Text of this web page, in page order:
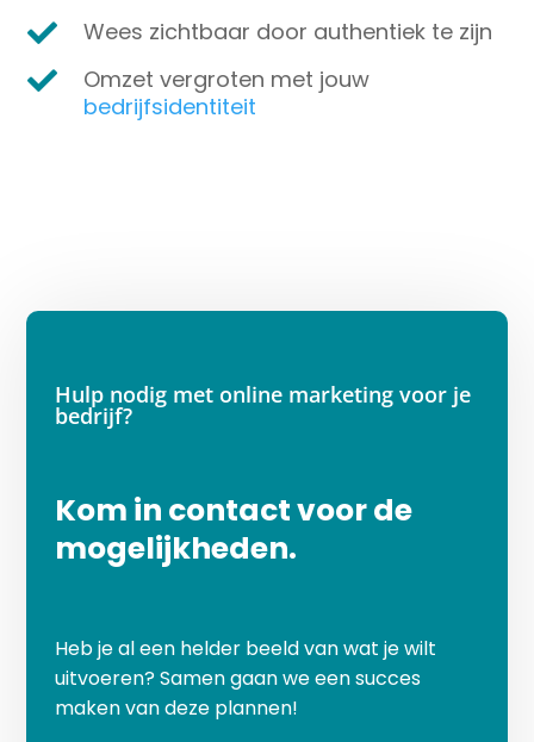

Wees zichtbaar door authentiek te zijn

Omzet vergroten met jouw
bedrijfsidentiteit
Hulp nodig met online marketing voor je
bedrijf?
Kom in contact voor de
mogelijkheden.
Heb je al een helder beeld van wat je wilt
uitvoeren? Samen gaan we een succes
maken van deze plannen!